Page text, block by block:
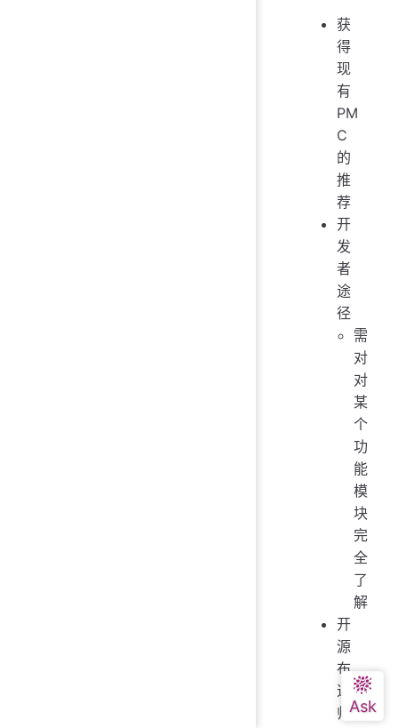
获
得
现
有
PM
C
的
推
荐
开
发
者
途
径
需
对
对
某
个
功
能
模
块
完
全
了
解
开
源
布
道
师